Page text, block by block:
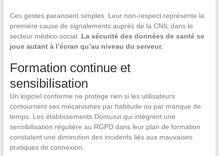
Ces gestes paraissent simples. Leur non-respect représente la
première cause de signalements auprès de la CNIL dans le
secteur médico-social. La sécurité des données de santé se
joue autant à l’écran qu’au niveau du serveur.
Formation continue et
sensibilisation
Un logiciel conforme ne protège rien si les utilisateurs
contournent ses mécanismes par habitude ou par manque de
temps. Les établissements Domusvi qui intègrent une
sensibilisation régulière au RGPD dans leur plan de formation
constatent une diminution des incidents liés aux mauvaises
pratiques de connexion.